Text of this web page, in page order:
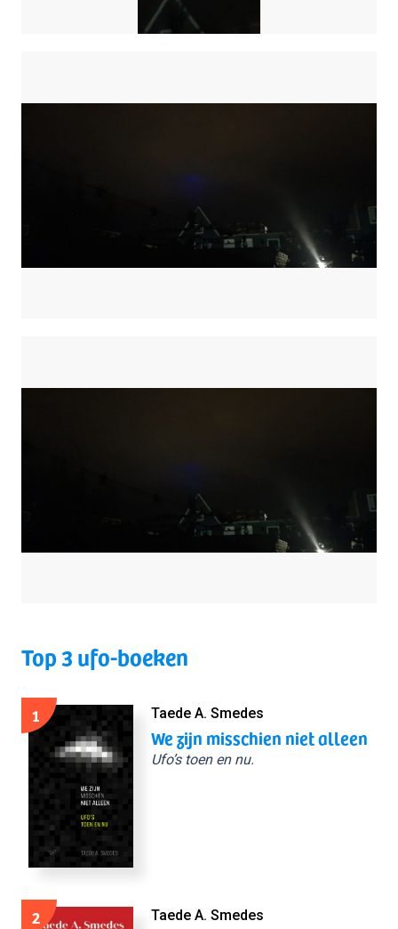
Top 3 ufo-boeken
1 Taede A. Smedes
We zijn misschien niet alleen
Ufo’s toen en nu.
2 Taede A. Smedes